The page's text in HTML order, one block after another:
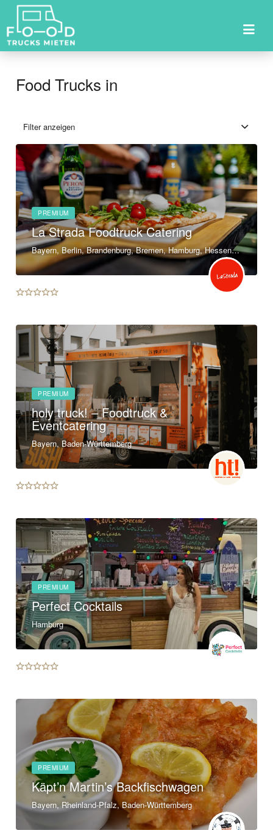
Suchen
nach:
Food Trucks in
Filter anzeigen
PREMIUM
La Strada Foodtruck Catering
Bayern, Berlin, Brandenburg, Bremen, Hamburg, Hessen, Mecklenburg-Vorpommern, Niedersachsen, Nordrhein-Westfalen, Rheinland-Pfalz, Saarland, Sachsen, Sachsen-Anhalt, Thüringen, Baden-Württemberg
PREMIUM
holy truck! – Foodtruck &
Eventcatering
Bayern, Baden-Württemberg
PREMIUM
Perfect Cocktails
Hamburg
PREMIUM
Käpt’n Martin’s Backfischwagen
Bayern, Rheinland-Pfalz, Baden-Württemberg